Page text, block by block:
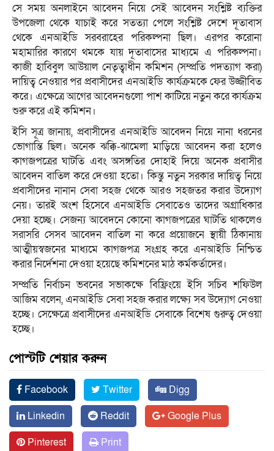
সে সময় অনলাইনে আবেদন নিয়ে সেই আবেদন সংশ্লিষ্ট ব্যক্তির
উপজেলা থেকে যাচাই করে সতত্যা পেলে সংশ্লিষ্ট দেশে দূতাবাস
থেকে এনআইডি সরবরাহের পরিকল্পনা ছিল। এরপর করোনা
মহামারির কারণে থমকে যায় দূতাবাসের মাধ্যমে এ পরিকল্পনা।
কাজী হাবিবুল আউয়াল নেতৃত্বাধীন কমিশন (সম্প্রতি পদত্যাগ করা)
দায়িত্ব নেওয়ার পর প্রবাসীদের এনআইডি কার্যক্রমকে ফের উজ্জীবিত
করে। এক্ষেত্রে আগের আবেদনগুলো পাশ কাটিয়ে নতুন করে কার্যক্রম
শুরু করে এই কমিশন।
ইসি সূত্র জানায়, প্রবাসীদের এনআইডি আবেদন নিয়ে নানা ধরনের
ভোগান্তি ছিল। অনেক ঝক্কি-ঝামেলা মাড়িয়ে আবেদন করা হলেও
কাগজপত্রের ঘাটতি এবং অসঙ্গতির দোহাই দিয়ে অনেক প্রবাসীর
আবেদন বাতিল করে দেওয়া হতো। কিন্তু নতুন সরকার দায়িত্ব নিয়ে
প্রবাসীদের নানান সেবা সহজ থেকে আরও সহজতর করার উদ্যোগ
নেয়। তারই অংশ হিসেবে এনআইডি সেবাতেও তাদের অগ্রাধিকার
দেয়া হচ্ছে। সেজন্য আবেদনে কোনো কাগজপত্রের ঘাটতি থাকলেও
সরাসরি সেসব আবেদন বাতিল না করে প্রয়োজনে স্থায়ী ঠিকানায়
আত্মীয়স্বজনের মাধ্যমে কাগজপত্র সংগ্রহ করে এনআইডি নিশ্চিত
করার নির্দেশনা দেওয়া হয়েছে কমিশনের মাঠ কর্মকর্তাদের।
সম্প্রতি নির্বাচন ভবনের সভাকক্ষে বিফ্রিংয়ে ইসি সচিব শফিউল
আজিম বলেন, এনআইডি সেবা সহজ করার লক্ষ্যে সব উদ্যোগ নেওয়া
হচ্ছে। সেক্ষেত্রে প্রবাসীদের এনআইডি সেবাকে বিশেষ গুরুত্ব দেওয়া
হচ্ছে।
পোস্টটি শেয়ার করুন
Facebook Twitter
Digg
Linkedin
Reddit
Google Plus
Pinterest
Print